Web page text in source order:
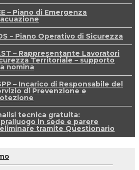
– Piano di Emergenza
– Piano Operativo di Sicurezza
– Rappresentante Lavoratori
Territoriale – supporto
nomina
– Incarico di Responsabile del
di Prevenzione e
tecnica gratuita:
in sede e parere
tramite Questionario